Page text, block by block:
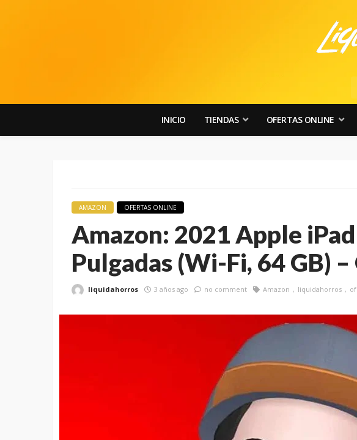
INICIO TIENDAS OFERTAS ONLINE
AMAZON OFERTAS ONLINE
Amazon: 2021 Apple
Pulgadas (Wi-Fi, 64 GB) –
liquidahorros 3 años ago no comment Amazon liquidahorros